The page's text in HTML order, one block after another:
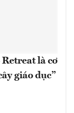
là cơ
giáo dục”